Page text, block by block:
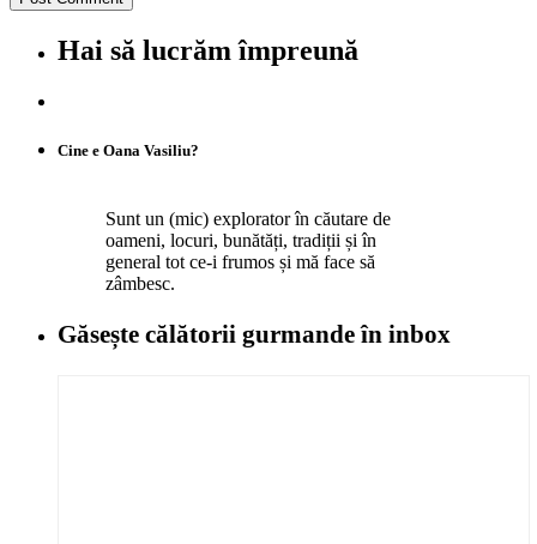
Hai să lucrăm împreună
Cine e Oana Vasiliu?
Sunt un (mic) explorator în căutare de
oameni, locuri, bunătăți, tradiții și în
general tot ce-i frumos și mă face să
zâmbesc.
Găsește călătorii gurmandeîn inbox